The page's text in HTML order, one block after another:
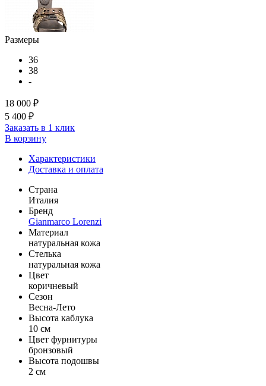
Размеры
36
38
-
18 000 ₽
5 400 ₽
Заказать в 1 клик
В корзину
Характеристики
Доставка и оплата
Страна
Италия
Бренд
Gianmarco Lorenzi
Материал
натуральная кожа
Стелька
натуральная кожа
Цвет
коричневый
Сезон
Весна-Лето
Высота каблука
10 см
Цвет фурнитуры
бронзовый
Высота подошвы
2 см